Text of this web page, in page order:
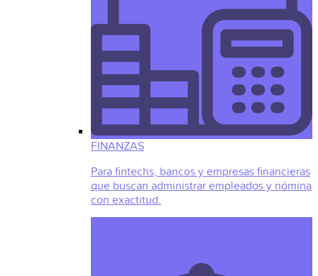
FINANZAS
Para fintechs, bancos y empresas financieras
que buscan administrar empleados y nómina
con exactitud.